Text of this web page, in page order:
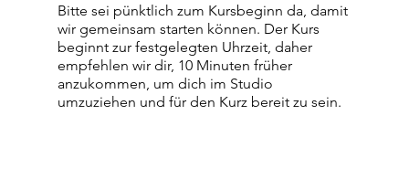
Bitte sei pünktlich zum Kursbeginn da, damit
wir gemeinsam starten können. Der Kurs
beginnt zur festgelegten Uhrzeit, daher
empfehlen wir dir, 10 Minuten früher
anzukommen, um dich im Studio
umzuziehen und für den Kurz bereit zu sein.